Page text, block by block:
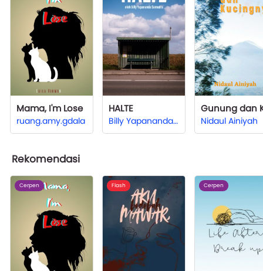
Mama, I'm Lose
ruang.amy.gdala
HALTE
Billy Yapananda Samudra Nidaul Ainiyah
Rekomendasi
Cerpen Flash Cerpen